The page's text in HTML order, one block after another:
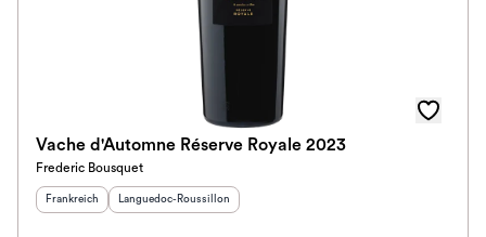
Vache d'Automne Réserve Royale 2023
Frederic Bousquet
Herkunftsland
Frankreich Herkunftsregion:
Languedoc-Roussillon